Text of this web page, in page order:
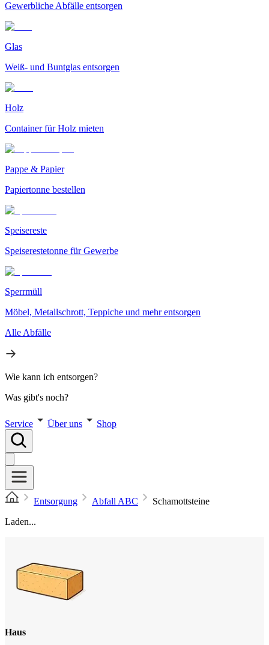
Gewerbliche Abfälle entsorgen
Glas
Weiß- und Buntglas entsorgen
Holz
Container für Holz mieten
Pappe & Papier
Papiertonne bestellen
Speisereste
Speiserestetonne für Gewerbe
Sperrmüll
Möbel, Metallschrott, Teppiche und mehr entsorgen
Alle Abfälle
Wie kann ich entsorgen?
Was gibt's noch?
Service Über uns Shop
Entsorgung Abfall ABC
Schamottsteine
Laden...
Haus